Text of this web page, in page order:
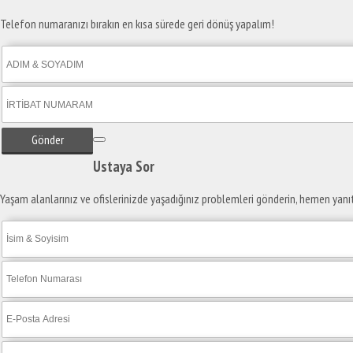
Telefon numaranızı bırakın en kısa sürede geri dönüş yapalım!
Gönder
Ustaya Sor
Yaşam alanlarınız ve ofislerinizde yaşadığınız problemleri gönderin, hemen